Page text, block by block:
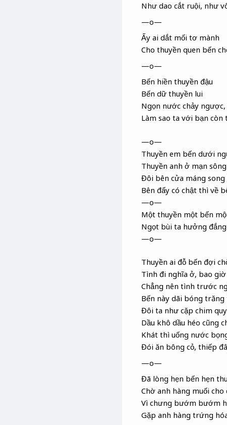
Như dao cắt ruội, như
—o—
Ấy ai dắt mối tơ mành
Cho thuyền quen bến
—o—
Bến hiền thuyền đậu
Bến dữ thuyền lui
Ngọn nướcchảy
Làm sao ta với bạn còn
—o—
Thuyền em bến dưới
Thuyền anh ở mạn
Đôi bên cửa máng song
Bên đấy có chật thì về
—o—
Một thuyền một bến
Ngọt bùi ta hưởng đắng
—o—
Thuyền ai đỗ bến đợi
Tình đi nghĩa ở, bao giờ
Chẳng nên tình trước
Bến này dãibóng trăng
Đôi ta như cặp chim
Dầu khô dầu héo cũng
Khát thì uống nước
Đói ăn bông cỏ, thiếp
—o—
Đã lòng hẹn bến hẹn
Chờ anh hàng muối cho
Vì chưng bướm bướm
Gặp anh hàng trứng